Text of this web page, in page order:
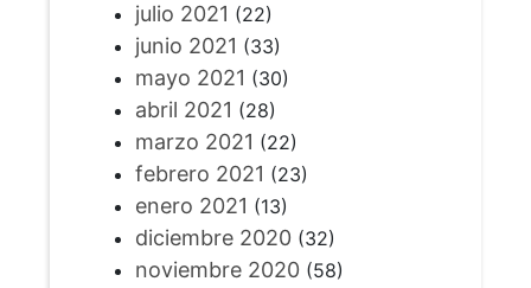
julio 2021 (22)
junio 2021 (33)
mayo 2021 (30)
abril 2021 (28)
marzo 2021 (22)
febrero 2021 (23)
enero 2021 (13)
diciembre 2020(32)
noviembre 2020(58)